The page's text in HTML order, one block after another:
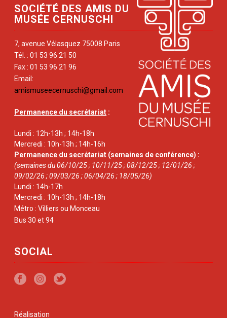
SOCIÉTÉ DES AMIS DU
MUSÉE CERNUSCHI
7, avenue Vélasquez 75008 Paris
Tél. : 01 53 96 21 50
Fax : 01 53 96 21 96
Email:
amismuseecernuschi@gmail.com
Permanence du secrétariat :
Lundi : 12h-13h ; 14h-18h
Mercredi : 10h-13h ; 14h-16h
Permanence du secrétariat (semaines de conférence) :
(semaines du 06/10/25 ; 10/11/25 ; 08/12/25 ; 12/01/26 ;
09/02/26 ; 09/03/26 ; 06/04/26 ; 18/05/26)
Lundi : 14h-17h
Mercredi : 10h-13h ; 14h-18h
Métro : Villiers ou Monceau
Bus 30 et 94
SOCIAL
Réalisation